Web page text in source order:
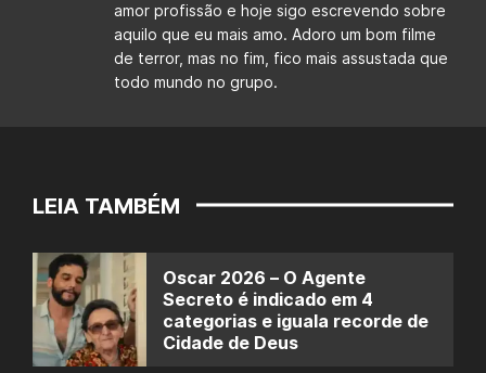
amor profissão e hoje sigo escrevendo sobre
aquilo que eu mais amo. Adoro um bom filme
de terror, mas no fim, fico mais assustada que
todo mundo no grupo.
LEIA TAMBÉM
Oscar 2026 – O Agente
Secreto é indicado em 4
categorias e iguala recorde de
Cidade de Deus